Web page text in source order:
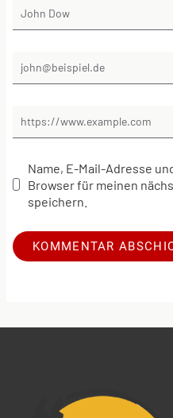
Name, E-Mail-Adresse
Browser für meinen
speichern.